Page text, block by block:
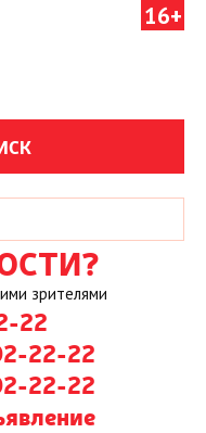
16+
зрителями
22
22-22
22-22